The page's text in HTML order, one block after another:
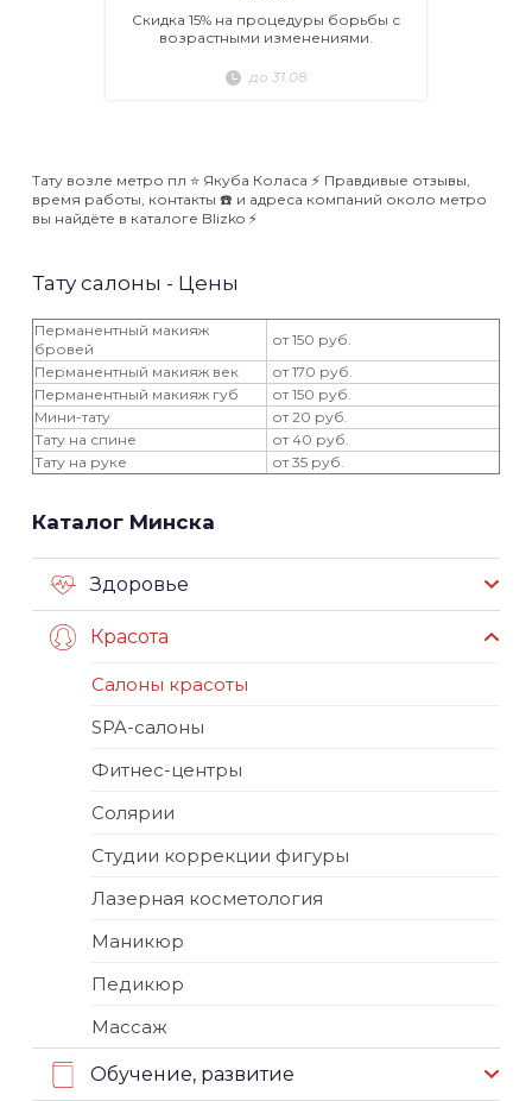
Скидка 15% на процедуры борьбы с
возрастными изменениями.
до 31.08
Тату возле метро пл ⭐️ Якуба Коласа ⚡️ Правдивые отзывы,
время работы, контакты ☎️ и адреса компаний около метро
вы найдёте в каталоге Blizko ⚡️
Тату салоны - Цены
Перманентный макияж
бровей
от 150 руб.
Перманентный макияж век
от 170 руб.
Перманентный макияж губ
от 150 руб.
Мини-тату
от 20 руб.
Тату на спине
от 40 руб.
Тату на руке
от 35 руб.
Каталог Минска
Здоровье
Красота
Салоны красоты
SPA-салоны
Фитнес-центры
Солярии
Студии коррекции фигуры
Лазерная косметология
Маникюр
Педикюр
Массаж
Обучение, развитие